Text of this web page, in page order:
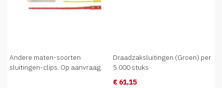
Andere maten-soorten
sluitingen-clips. Op aanvraag.
Draadzaksluitingen (Groen) per
5.000 stuks
€ 61,15